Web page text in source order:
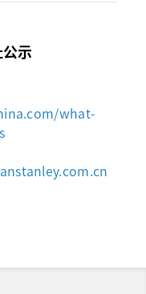
示
what-